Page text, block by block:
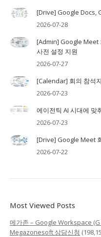
[Drive] Google Docs,
2026-07-28
[Admin] Google Meet
사전 설정 지원
2026-07-27
[Calendar] 회의 참석
2026-07-23
에이전틱 AI 시대에 맞
2026-07-23
[Drive] Google Meet
2026-07-22
Most Viewed Posts
메가존 – Google Workspace
Megazonesoft 상담신청